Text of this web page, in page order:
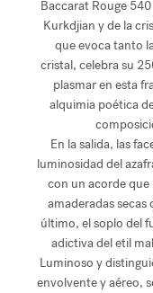
Baccarat Rouge
Kurkdjian y de la
que evoca tanto
cristal, celebra su
plasmar en esta
alquimia poética
En la salida, las
luminosidad del
con un acorde que
amaderadas
último, el soplo del
adictiva del etil
Luminoso y
envolvente y aéreo,